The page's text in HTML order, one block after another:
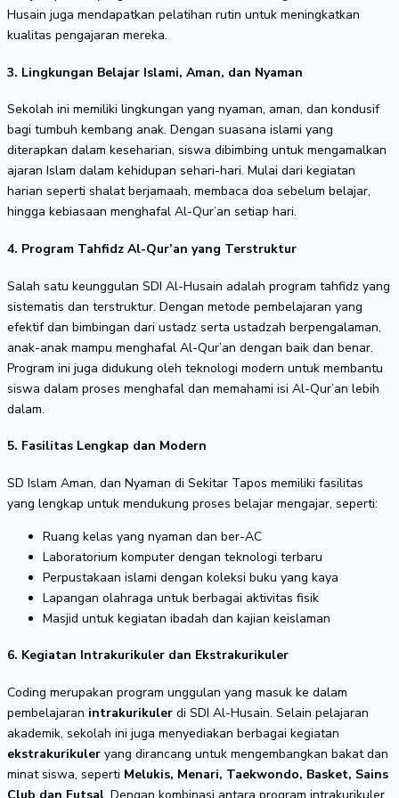
Husain juga mendapatkan pelatihan rutin untuk meningkatkan
kualitas pengajaran mereka.
3. Lingkungan Belajar Islami, Aman, dan Nyaman
Sekolah ini memiliki lingkungan yang nyaman, aman, dan kondusif
bagi tumbuh kembang anak. Dengan suasana islami yang
diterapkan dalam keseharian, siswa dibimbing untuk mengamalkan
ajaran Islam dalam kehidupan sehari-hari. Mulai dari kegiatan
harian seperti shalat berjamaah, membaca doa sebelum belajar,
hingga kebiasaan menghafal Al-Qur’an setiap hari.
4. Program Tahfidz Al-Qur’an yang Terstruktur
Salah satu keunggulan SDI Al-Husain adalah program tahfidz yang
sistematis dan terstruktur. Dengan metode pembelajaran yang
efektif dan bimbingan dari ustadz serta ustadzah berpengalaman,
anak-anak mampu menghafal Al-Qur’an dengan baik dan benar.
Program ini juga didukung oleh teknologi modern untuk membantu
siswa dalam proses menghafal dan memahami isi Al-Qur’an lebih
dalam.
5. Fasilitas Lengkap dan Modern
SD Islam Aman, dan Nyaman di Sekitar Tapos memiliki fasilitas
yang lengkap untuk mendukung proses belajar mengajar, seperti:
Ruang kelas yang nyaman dan ber-AC
Laboratorium komputer dengan teknologi terbaru
Perpustakaan islami dengan koleksi buku yang kaya
Lapangan olahraga untuk berbagai aktivitas fisik
Masjid untuk kegiatan ibadah dan kajian keislaman
6. Kegiatan Intrakurikuler dan Ekstrakurikuler
Coding merupakan program unggulan yang masuk ke dalam
pembelajaran intrakurikuler di SDI Al-Husain. Selain pelajaran
akademik, sekolah ini juga menyediakan berbagai kegiatan
ekstrakurikuler yang dirancang untuk mengembangkan bakat dan
minat siswa, seperti Melukis, Menari, Taekwondo, Basket, Sains